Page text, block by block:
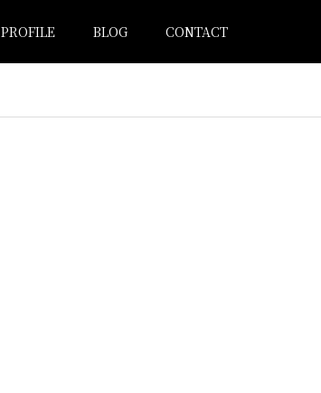
PROFILE BLOG CONTACT